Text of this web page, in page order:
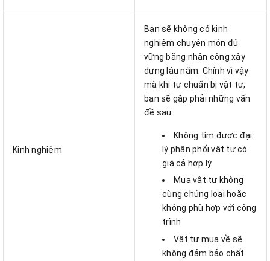
Kinh nghiệm
Bạn sẽ không có kinh
nghiệm chuyên môn đủ
vững bằng nhân công xây
dựng lâu năm. Chính vì vậy
mà khi tự chuẩn bị vật tư,
bạn sẽ gặp phải những vấn
đề sau:
Không tìm được đại
lý phân phối vật tư có
giá cả hợp lý
Mua vật tư không
cùng chủng loại hoặc
không phù hợp với công
trình
Vật tư mua về sẽ
không đảm bảo chất